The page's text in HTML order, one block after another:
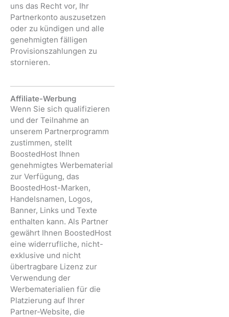
uns das Recht vor, Ihr
Partnerkonto auszusetzen
oder zu kündigen und alle
genehmigten fälligen
Provisionszahlungen zu
stornieren.
Affiliate-Werbung
Wenn Sie sich qualifizieren
und der Teilnahme an
unserem Partnerprogramm
zustimmen, stellt
BoostedHost Ihnen
genehmigtes Werbematerial
zur Verfügung, das
BoostedHost-Marken,
Handelsnamen, Logos,
Banner, Links und Texte
enthalten kann. Als Partner
gewährt Ihnen BoostedHost
eine widerrufliche, nicht-
exklusive und nicht
übertragbare Lizenz zur
Verwendung der
Werbematerialien für die
Platzierung auf Ihrer
Partner-Website, die